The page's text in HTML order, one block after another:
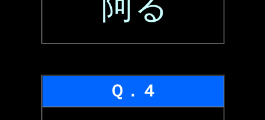
Ｑ．４